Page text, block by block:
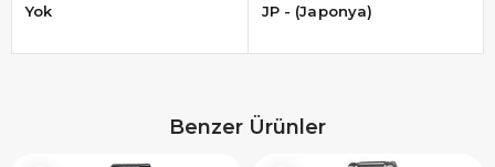
Yok JP - (Japonya)
Benzer Ürünler